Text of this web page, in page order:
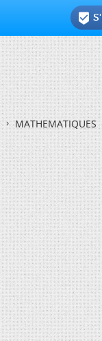

MATHEMATIQUES